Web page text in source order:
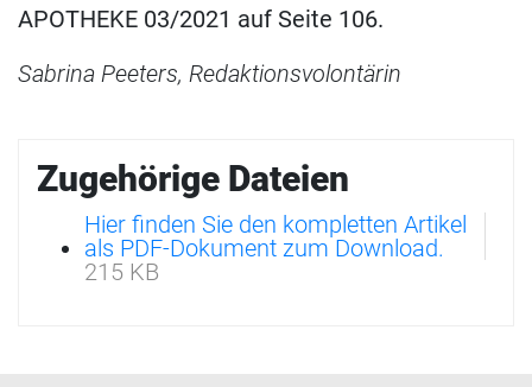
APOTHEKE 03/2021 auf Seite 106.
Sabrina Peeters, Redaktionsvolontärin
Zugehörige Dateien
Hier finden Sie den kompletten Artikel
als PDF-Dokument zum Download.
215 KB